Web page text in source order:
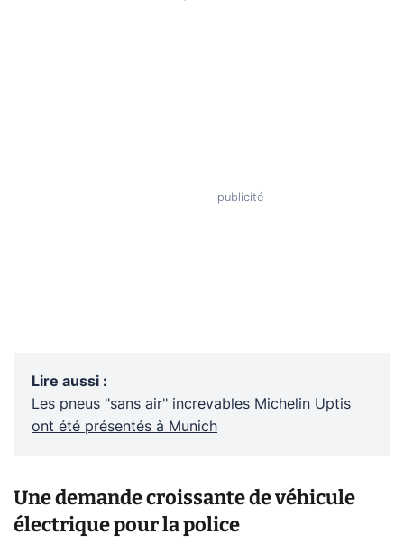
Lire aussi :
Les pneus "sans air" increvables Michelin Uptis
ont été présentés à Munich
Une demande croissante de véhicule
électrique pour la police